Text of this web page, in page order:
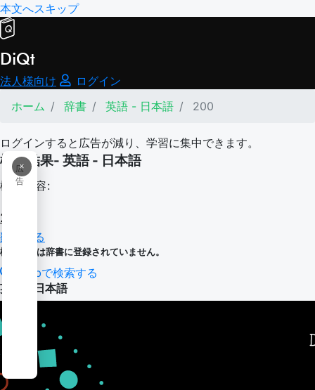
本文へスキップ
DiQt
法人様向け
ログイン
ホーム
辞書 英語 - 日本語 200
ログインすると広告が減り、学習に集中できます。
×
広
告
検索結果- 英語 - 日本語
検索内容:
200
翻訳する
検索内容は辞書に登録されていません。
Webで検索する
英語 - 日本語